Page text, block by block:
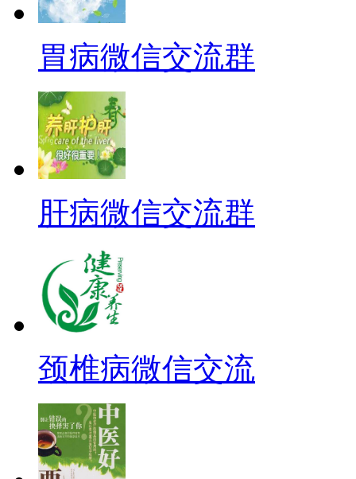
胃病微信交流群
肝病微信交流群
颈椎病微信交流